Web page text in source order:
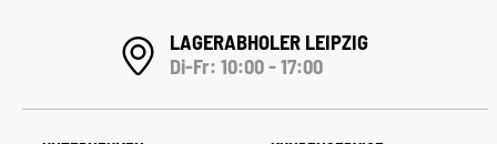
LAGERABHOLER LEIPZIG
Di-Fr: 10:00 - 17:00